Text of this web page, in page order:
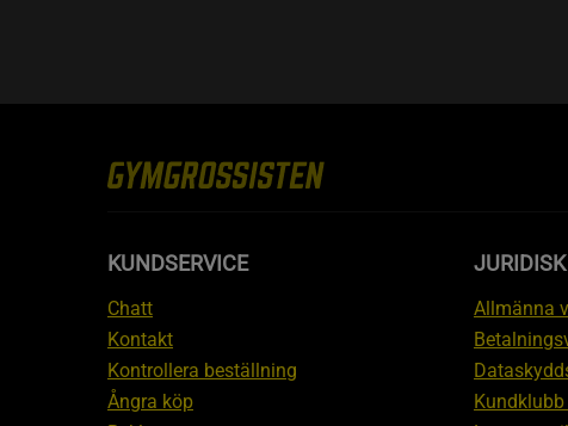
KUNDSERVICE
Chatt
Kontakt
Kontrollera beställning
Ångra köp
Allmänna